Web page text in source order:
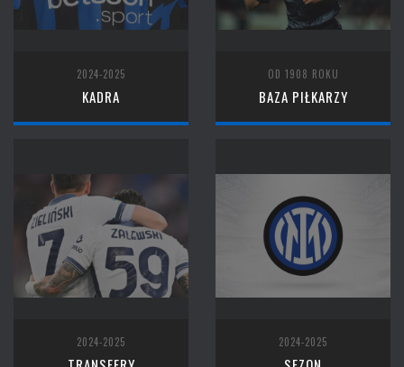
2024-2025
KADRA
OD 1908 ROKU
BAZA PIŁKARZY
2024-2025 2024-2025